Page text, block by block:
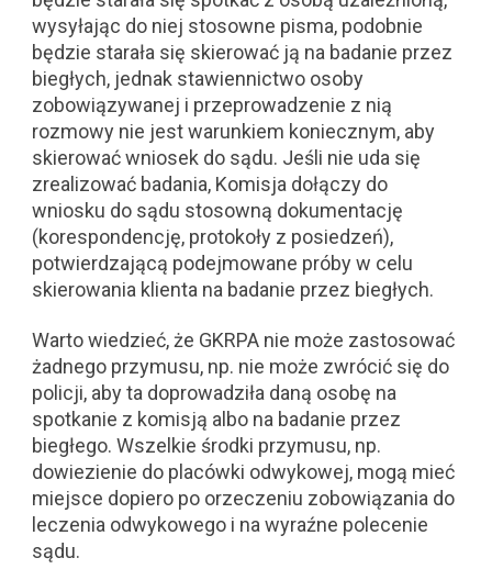
wysyłając do niej stosowne pisma, podobnie
będzie starała się skierować ją na badanie przez
biegłych, jednak stawiennictwo osoby
zobowiązywanej i przeprowadzenie z nią
rozmowy nie jest warunkiem koniecznym, aby
skierować wniosek do sądu. Jeśli nie uda się
zrealizować badania, Komisja dołączy do
wniosku do sądu stosowną dokumentację
(korespondencję, protokoły z posiedzeń),
potwierdzającą podejmowane próby w celu
skierowania klienta na badanie przez biegłych.
Warto wiedzieć, że GKRPA nie może zastosować
żadnego przymusu, np. nie może zwrócić się do
policji, aby ta doprowadziła daną osobę na
spotkanie z komisją albo na badanie przez
biegłego. Wszelkie środki przymusu, np.
dowiezienie do placówki odwykowej, mogą mieć
miejsce dopiero po orzeczeniu zobowiązania do
leczenia odwykowego i na wyraźne polecenie
sądu.